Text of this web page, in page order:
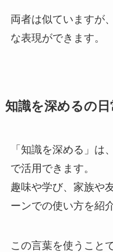
両者は似ていますが
な表現ができます。
知識を深めるの
「知識を深める」は
で活用できます。
趣味や学び、家族や
ーンでの使い方を紹
この言葉を使うこと